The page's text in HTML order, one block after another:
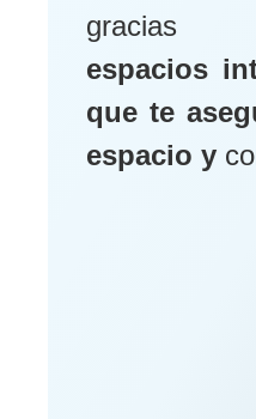
gracias
espacios
que te
espacio y